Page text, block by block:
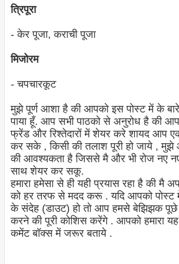
त्रिपूरा
- केर पूजा, कराची पूजा
मिजोरम
- चपचारकूट
मुझे पूर्ण आशा है की आपको इस पोस्ट में के
पाया हूँ. आप सभी पाठको से अनुरोध है की
फ्रेंड और रिश्तेदारों में शेयर करे शायद आप
कर सके , किसी की तलाश पूरी हो जाये ,
की आवश्यकता है जिससे मै और भी रोज नए
साथ शेयर कर सकू.
हमारा हमेसा से ही यही प्रयास रहा है की मै
को हर तरफ से मदद करू . यदि आपको पोस्ट
के संदेह (डाउट) हो तो आप हमसे बेझिझक
करने की पूरी कोशिस करेंगे . आपको हमारा
कमेंट बॉक्स में जरूर बताये .